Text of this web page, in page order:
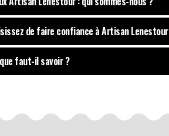
de faire confiance à Artisan Lenestour
faut-il savoir ?